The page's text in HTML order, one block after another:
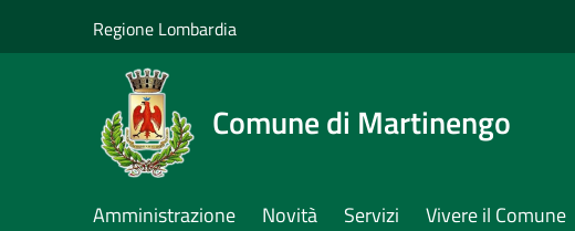
Regione Lombardia
Comune di Martinengo
Amministrazione Novità Servizi Vivere il Comune